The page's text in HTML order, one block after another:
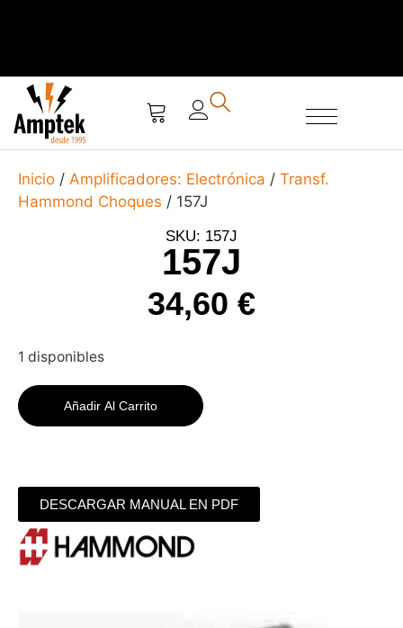
Inicio / Amplificadores: Electrónica / Transf.
Hammond Choques / 157J
SKU: 157J
157J
34,60 €
1 disponibles
Añadir Al Carrito
DESCARGAR MANUAL EN PDF